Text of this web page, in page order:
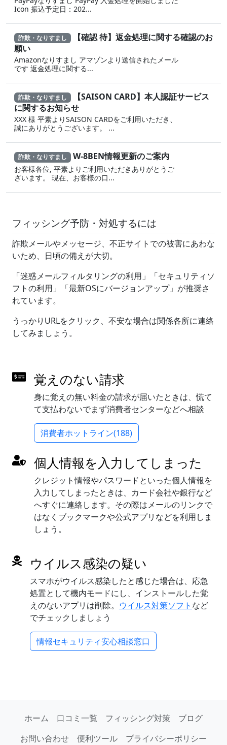
Icon 振込予定日：202...
詐欺・なりすまし 【確認 待】返金処理に‍関する確認のお
願い
Amazonなりすまし ア‍マゾ‍ンより送信されたメール
です 返金‌処 理に 関する...
詐欺・なりすまし 【SAISON CARD】本人認証サービス
に関するお知らせ
XXX 様 平素よりSAISON CARDをご利用いただき、
誠にありがとうございます。 ...
詐欺・なりすまし W-8BEN情報更新のご案内
お客様各位, 平素よりご利用いただきありがとうご
ざいます。 現在、お客様の口...
フィッシング予防・対処するには
詐欺メールやメッセージ、不正サイトでの被害にあわな
いため、日頃の備えが大切。
「迷惑メールフィルタリングの利用」「セキュリティソ
フトの利用」「最新OSにバージョンアップ」が推奨さ
れています。
うっかりURLをクリック、不安な場合は関係各所に連絡
してみましょう。
覚えのない請求
身に覚えの無い料金の請求が届いたときは、慌て
て支払わないでまず消費者センターなどへ相談
消費者ホットライン(188)
個人情報を入力してしまった
クレジット情報やパスワードといった個人情報を
入力してしまったときは、カード会社や銀行など
へすぐに連絡します。その際はメールのリンクで
はなくブックマークや公式アプリなどを利用しま
しょう。
ウイルス感染の疑い
スマホがウイルス感染したと感じた場合は、応急
処置として機内モードにし、インストールした覚
えのないアプリは削除。 ウイルス対策ソフト など
でチェックしましょう
情報セキュリティ安心相談窓口
ホーム 口コミ一覧 フィッシング対策
ブログ
お問い合わせ
便利ツール プライバシーポリシー